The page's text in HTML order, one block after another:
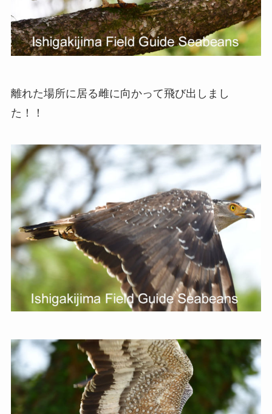
離れた場所に居る雌に向かって飛び出しまし
た！！